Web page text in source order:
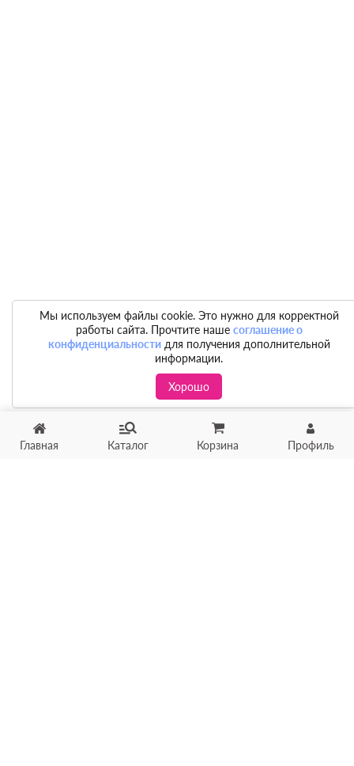
Главная Каталог Корзина Профиль
Мы используем файлы cookie. Это нужно для корректной
работы сайта. Прочтите наше соглашение о
конфиденциальностидля получения дополнительной
информации.
Хорошо